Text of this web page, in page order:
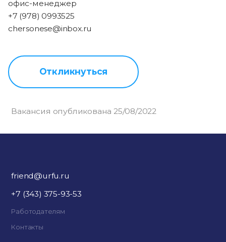
офис-менеджер
+7 (978) 0993525
chersonese@inbox.ru
Откликнуться
Вакансия опубликована 25/08/2022
friend@urfu.ru
+7 (343) 375-93-53
Работодателям
Контакты